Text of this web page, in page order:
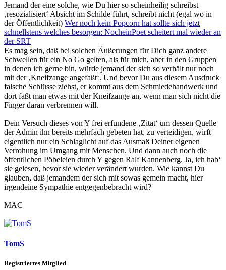
Jemand der eine solche, wie Du hier so scheinheilig schreibst
‚resozialisiert‘ Absicht im Schilde führt, schreibt nicht (egal wo in
der Öffentlichkeit) Wer noch kein Popcorn hat sollte sich jetzt
schnellstens welches besorgen: NocheinPoet scheitert mal wieder an
der SRT
Es mag sein, daß bei solchen Äußerungen für Dich ganz andere
Schwellen für ein No Go gelten, als für mich, aber in den Gruppen
in denen ich gerne bin, würde jemand der sich so verhält nur noch
mit der ‚Kneifzange angefaßt‘. Und bevor Du aus diesem Ausdruck
falsche Schlüsse ziehst, er kommt aus dem Schmiedehandwerk und
dort faßt man etwas mit der Kneifzange an, wenn man sich nicht die
Finger daran verbrennen will.
Dein Versuch dieses von Y frei erfundene ‚Zitat‘ um dessen Quelle
der Admin ihn bereits mehrfach gebeten hat, zu verteidigen, wirft
eigentlich nur ein Schlaglicht auf das Ausmaß Deiner eigenen
Verrohung im Umgang mit Menschen. Und dann auch noch die
öffentlichen Pöbeleien durch Y gegen Ralf Kannenberg. Ja, ich hab‘
sie gelesen, bevor sie wieder verändert wurden. Wie kannst Du
glauben, daß jemandem der sich mit sowas gemein macht, hier
irgendeine Sympathie entgegenbebracht wird?
MAC
TomS
Registriertes Mitglied